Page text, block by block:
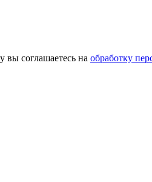
соглашаетесь на обработку